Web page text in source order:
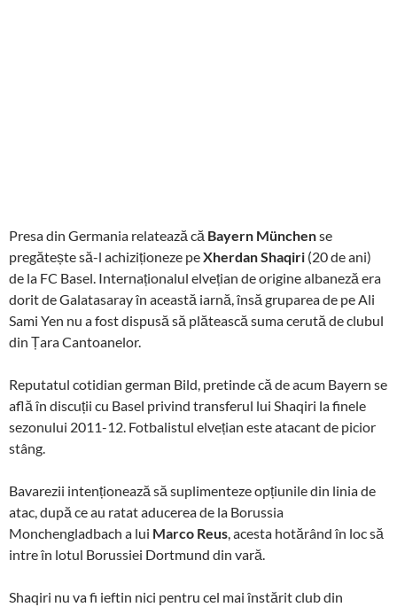
Presa din Germania relatează că Bayern Münchense
pregătește să-l achiziționeze peXherdan Shaqiri (20 de ani)
de la FC Basel. Internaționalul elvețian de origine albaneză era
dorit de Galatasaray în această iarnă, însă gruparea de pe Ali
Sami Yen nu a fost dispusă să plătească suma cerută de clubul
din Țara Cantoanelor.
Reputatul cotidian german Bild, pretinde că de acum Bayern se
află în discuții cu Basel privind transferul lui Shaqiri la finele
sezonului 2011-12. Fotbalistul elvețian este atacant de picior
stâng.
Bavarezii intenționează să suplimenteze opțiunile din linia de
atac, după ce au ratat aducerea de la Borussia
Monchengladbach a lui Marco Reus, acesta hotărând în loc să
intre în lotul Borussiei Dortmund din vară.
Shaqiri nu va fi ieftin nici pentru cel mai înstărit club din